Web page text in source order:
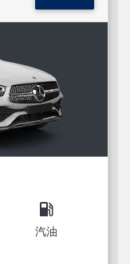
local_gas_station
汽油